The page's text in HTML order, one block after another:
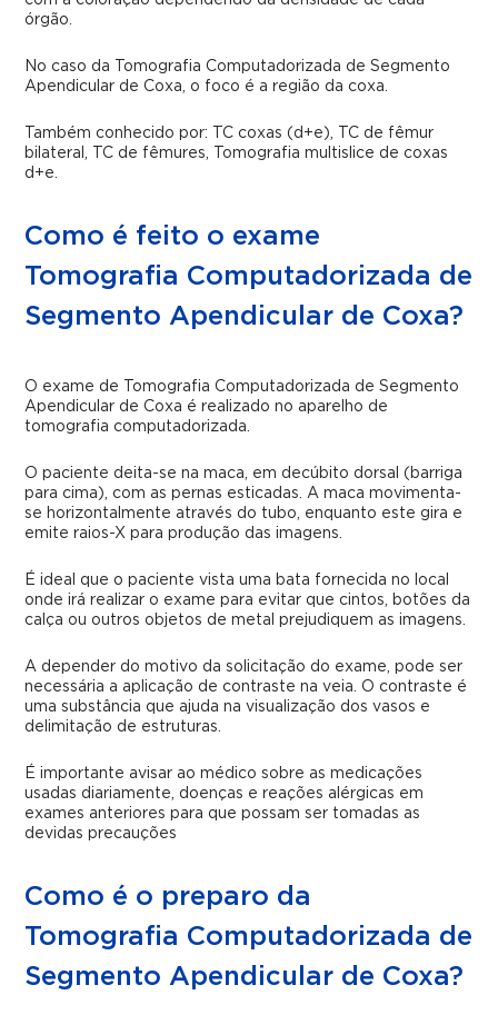
órgão.
No caso da Tomografia Computadorizada de Segmento
Apendicular de Coxa, o foco é a região da coxa.
Também conhecido por: TC coxas (d+e), TC de fêmur
bilateral, TC de fêmures, Tomografia multislice de coxas
d+e.
Como é feito o exame
Tomografia Computadorizada de
Segmento Apendicular de Coxa?
O exame de Tomografia Computadorizada de Segmento
Apendicular de Coxa é realizado no aparelho de
tomografia computadorizada.
O paciente deita-se na maca, em decúbito dorsal (barriga
para cima), com as pernas esticadas. A maca movimenta-
se horizontalmente através do tubo, enquanto este gira e
emite raios-X para produção das imagens.
É ideal que o paciente vista uma bata fornecida no local
onde irá realizar o exame para evitar que cintos, botões da
calça ou outros objetos de metal prejudiquem as imagens.
A depender do motivo da solicitação do exame, pode ser
necessária a aplicação de contraste na veia. O contraste é
uma substância que ajuda na visualização dos vasos e
delimitação de estruturas.
É importante avisar ao médico sobre as medicações
usadas diariamente, doenças e reações alérgicas em
exames anteriores para que possam ser tomadas as
devidas precauções
Como é o preparo da
Tomografia Computadorizada de
Segmento Apendicular de Coxa?